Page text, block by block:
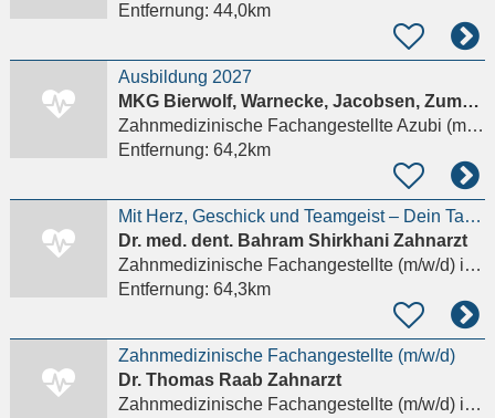
Entfernung: 44,0km
Ausbildung 2027
MKG Bierwolf, Warnecke, Jacobsen, Zumstrull PartG
Zahnmedizinische Fachangestellte Azubi (m/w/d)
Entfernung: 64,2km
Mit Herz, Geschick und Teamgeist – Dein Talent für ein strahlendes Lächeln!
Dr. med. dent. Bahram Shirkhani Zahnarzt
Zahnmedizinische Fachangestellte (m/w/d)in Gartow
Entfernung: 64,3km
Zahnmedizinische Fachangestellte (m/w/d)
Dr. Thomas Raab Zahnarzt
Zahnmedizinische Fachangestellte (m/w/d)in Nauen